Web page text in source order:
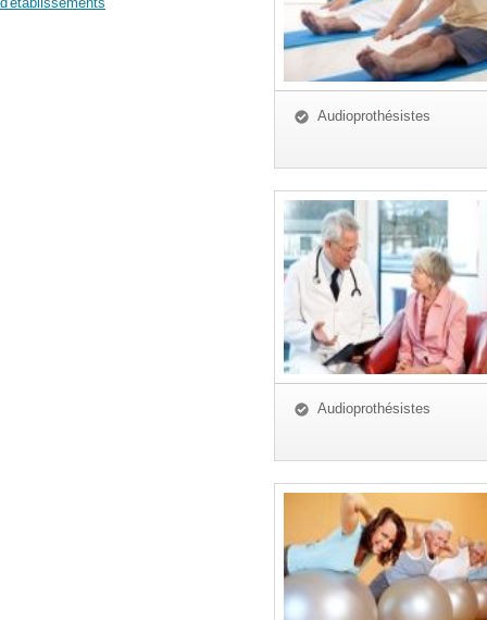
Audioprothésistes
Audioprothésistes